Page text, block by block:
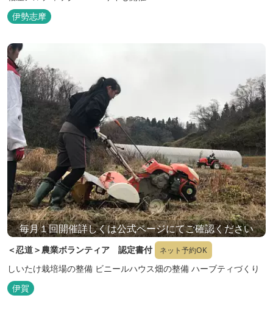
伊勢志摩
毎月１回開催詳しくは公式ページにてご確認ください
＜忍道＞農業ボランティア 認定書付 ネット予約OK
しいたけ栽培場の整備 ビニールハウス畑の整備 ハーブティづくり
伊賀